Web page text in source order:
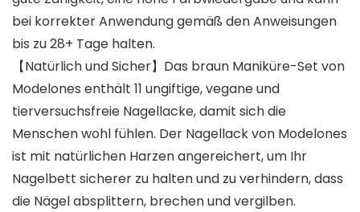
bei korrekter Anwendung gemäß den Anweisungen
bis zu 28+ Tage halten.
【Natürlich und Sicher】Das braun Maniküre-Set von
Modelones enthält 11 ungiftige, vegane und
tierversuchsfreie Nagellacke, damit sich die
Menschen wohl fühlen. Der Nagellack von Modelones
ist mit natürlichen Harzen angereichert, um Ihr
Nagelbett sicherer zu halten und zu verhindern, dass
die Nägel absplittern, brechen und vergilben.